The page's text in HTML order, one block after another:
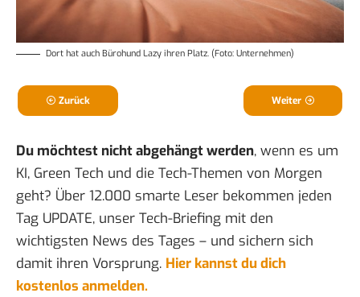
Dort hat auch Bürohund Lazy ihren Platz. (Foto: Unternehmen)
Zurück Weiter
Du möchtest nicht abgehängt werden, wenn es um
KI, Green Tech und die Tech-Themen von Morgen
geht? Über 12.000 smarte Leser bekommen jeden
Tag UPDATE, unser Tech-Briefing mit den
wichtigsten News des Tages – und sichern sich
damit ihren Vorsprung. Hier kannst du dich
kostenlos anmelden.